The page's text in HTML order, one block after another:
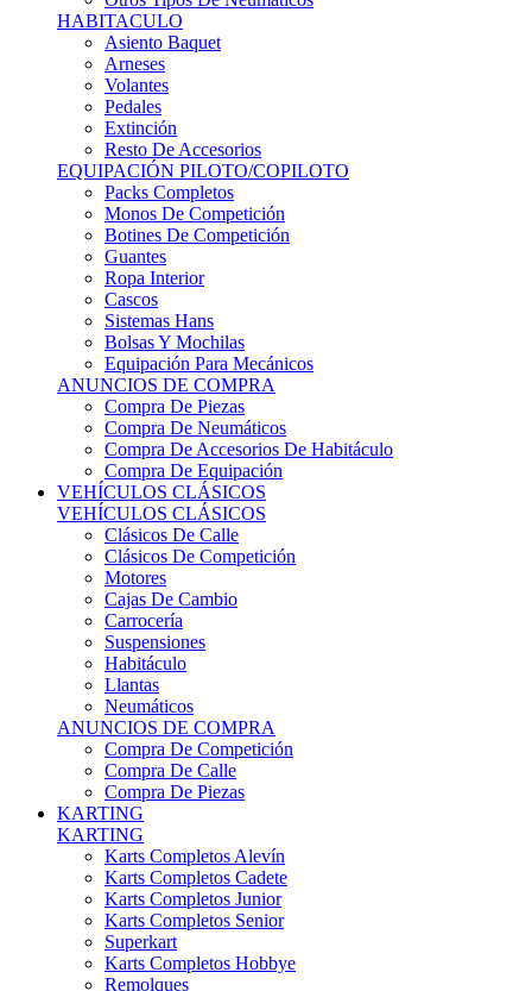
Bolsas Y Mochilas
Equipación Para Mecánicos
ANUNCIOS DE COMPRA
Compra De Piezas
Compra De Neumáticos
Compra De Accesorios De Habitáculo
Compra De Equipación
VEHÍCULOS CLÁSICOS
VEHÍCULOS CLÁSICOS
Clásicos De Calle
Clásicos De Competición
Motores
Cajas De Cambio
Carrocería
Suspensiones
Habitáculo
Llantas
Neumáticos
ANUNCIOS DE COMPRA
Compra De Competición
Compra De Calle
Compra De Piezas
KARTING
KARTING
Karts Completos Alevín
Karts Completos Cadete
Karts Completos Junior
Karts Completos Senior
Superkart
Karts Completos Hobbye
Remolques
PIEZAS Y EQUIPACIONES
Mecanica
Chasis Y Repuestos
Frenos
Llantas
Neumáticos
Equipación Adultos
Equipación Niños
Resto De Piezas
ANUNCIOS DE COMPRA
Compra De Karts
Compra De Piezas
BARQUETAS, FÓRMULAS Y CM
BARQUETAS, FÓRMULAS Y CM
Barquetas